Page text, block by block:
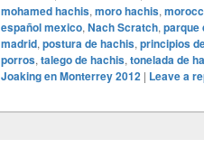
mohamed hachis, moro hachis,
español mexico, Nach Scratch, parque
madrid, postura de hachis, principios
porros, talego de hachis, tonelada de
Joaking en Monterrey 2012 | Leave a